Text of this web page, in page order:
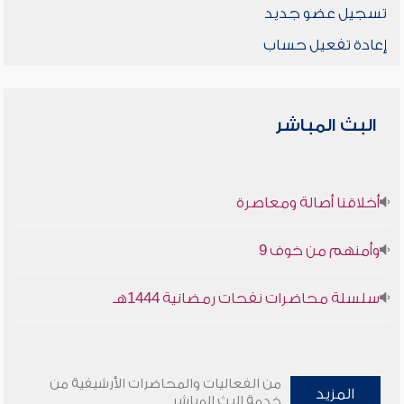
تسجيل عضو جديد
إعادة تفعيل حساب
البث المباشر
أخلاقنا أصالة ومعاصرة
وأمنهم من خوف 9
سلسلة محاضرات نفحات رمضانية 1444هـ
المزيد
من الفعاليات والمحاضرات الأرشيفية من
خدمة البث المباشر